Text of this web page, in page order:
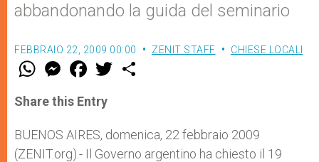
abbandonando la guida del seminario
FEBBRAIO 22, 2009 00:00 ZENIT STAFF CHIESE LOCALI
W
t
s
p
p
M
e
s
e
g
e
r
F
a
e
b
o
k
w
r
Share this Entry
BUENOS AIRES, domenica, 22 febbraio 2009
(ZENIT.org).- Il Governo argentino ha chiesto il 19